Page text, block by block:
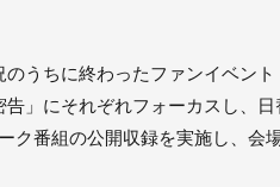
のうちに終わったファンイベン
告」にそれぞれフォーカスし、
ク番組の公開収録を実施し、会